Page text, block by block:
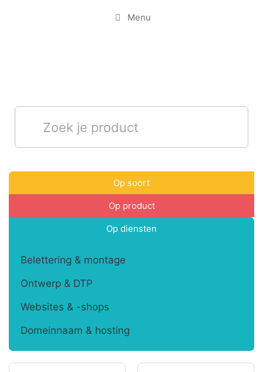
Menu
Op soort
Op product
Op diensten
Belettering & montage
Ontwerp & DTP
Websites & -shops
Domeinnaam & hosting